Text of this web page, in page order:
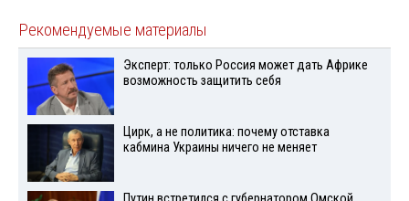
Рекомендуемые материалы
Эксперт: только Россия может дать Африке
возможность защитить себя
Цирк, а не политика: почему отставка
кабмина Украины ничего не меняет